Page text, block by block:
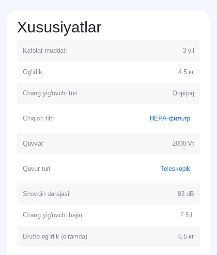
Xususiyatlar
Kafolat muddati 3 yil
Og‘irlik 4.5 кг
Chang yig'uvchi turi Qopqoq
Chiqish filtri HEPA-фильтр
Quvvat 2000 Vt
Quvur turi Teleskopik
Shovqin darajasi 83 dB
Chang yig'uvchi hajmi 2.5 L
Brutto og'irlik (o‘ramda) 6.5 кг